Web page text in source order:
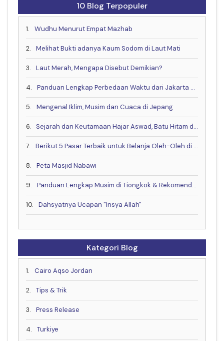
10 Blog Terpopuler
1. Wudhu Menurut Empat Mazhab
2. Melihat Bukti adanya Kaum Sodom di Laut Mati
3. Laut Merah, Mengapa Disebut Demikian?
4. Panduan Lengkap Perbedaan Waktu dari Jakarta ke China, Eropa dan Negara Lain
5. Mengenal Iklim, Musim dan Cuaca di Jepang
6. Sejarah dan Keutamaan Hajar Aswad, Batu Hitam dari Surga
7. Berikut 5 Pasar Terbaik untuk Belanja Oleh-Oleh di Kota Makkah
8. Peta Masjid Nabawi
9. Panduan Lengkap Musim di Tiongkok & Rekomendasi Waktu Terbaik untuk Berkunjung!
10. Dahsyatnya Ucapan "Insya Allah"
Kategori Blog
1. Cairo Aqso Jordan
2. Tips & Trik
3. Press Release
4. Turkiye